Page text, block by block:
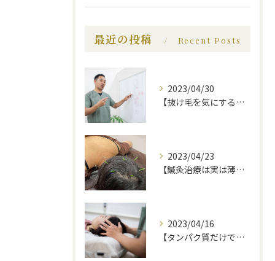
最近の投稿 Recent Posts
2023/04/30
【抜け毛を気にする前に、知っておいてほしい事】福岡市で薄毛治療｜福岡薄毛専門鍼灸センター
2023/04/23
【鍼灸治療は実は薄毛に効果的】福岡市で薄毛治療｜福岡薄毛専門鍼灸センター
2023/04/16
【タンパク質だけでは不十分！？薄毛にいい食べ物】福岡市で薄毛治療｜福岡薄毛専門鍼灸センター